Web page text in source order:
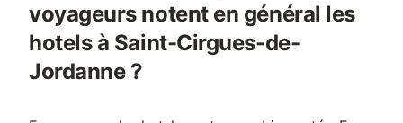
voyageurs notent en général les
hotels à Saint-Cirgues-de-
Jordanne ?